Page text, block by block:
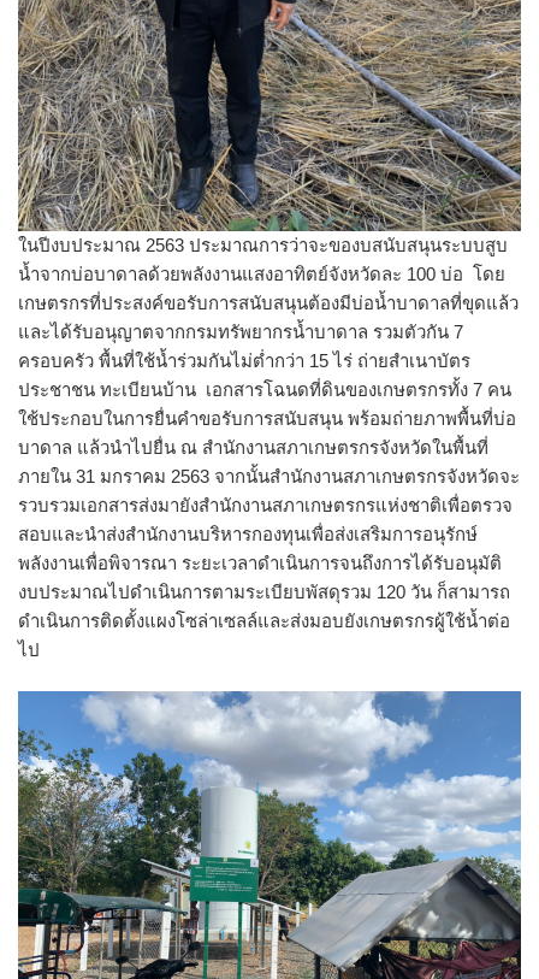
ในปีงบประมาณ 2563 ประมาณการว่าจะของบสนับสนุนระบบสูบ
น้ำจากบ่อบาดาลด้วยพลังงานแสงอาทิตย์จังหวัดละ 100 บ่อ โดย
เกษตรกรที่ประสงค์ขอรับการสนับสนุนต้องมีบ่อน้ำบาดาลที่ขุดแล้ว
และได้รับอนุญาตจากกรมทรัพยากรน้ำบาดาล รวมตัวกัน 7
ครอบครัว พื้นที่ใช้น้ำร่วมกันไม่ต่ำกว่า 15 ไร่ ถ่ายสำเนาบัตร
ประชาชน ทะเบียนบ้าน เอกสารโฉนดที่ดินของเกษตรกรทั้ง 7 คน​
ใช้ประกอบในการยื่นคำขอรับการสนับสนุน พร้อมถ่ายภาพพื้นที่บ่อ
บาดาล แล้วนำไปยื่น ณ สำนักงานสภาเกษตรกรจังหวัดในพื้นที่
ภายใน 31 มกราคม 2563 จากนั้นสำนักงานสภาเกษตรกรจังหวัดจะ
รวบรวมเอกสารส่งมายังสำนักงานสภาเกษตรกรแห่งชาติเพื่อตรวจ
สอบและนำส่งสำนักงานบริหารกองทุนเพื่อส่งเสริมการอนุรักษ์
พลังงานเพื่อพิจารณา ระยะเวลาดำเนินการจนถึงการได้รับอนุมัติ
งบประมาณไปดำเนินการตามระเบียบพัสดุรวม 120 วัน ก็สามารถ
ดำเนินการติดตั้งแผงโซล่าเซลล์และส่งมอบยังเกษตรกรผู้ใช้น้ำต่อ
ไป